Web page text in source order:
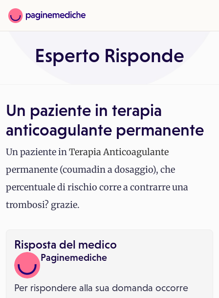
Esperto Risponde
Un paziente in terapia
anticoagulante permanente
Un paziente inTerapiaAnticoagulante
permanente (coumadin a dosaggio), che
percentuale di rischio corre a contrarre una
trombosi? grazie.
Risposta del medico
Paginemediche
Per rispondere alla sua domanda occorre